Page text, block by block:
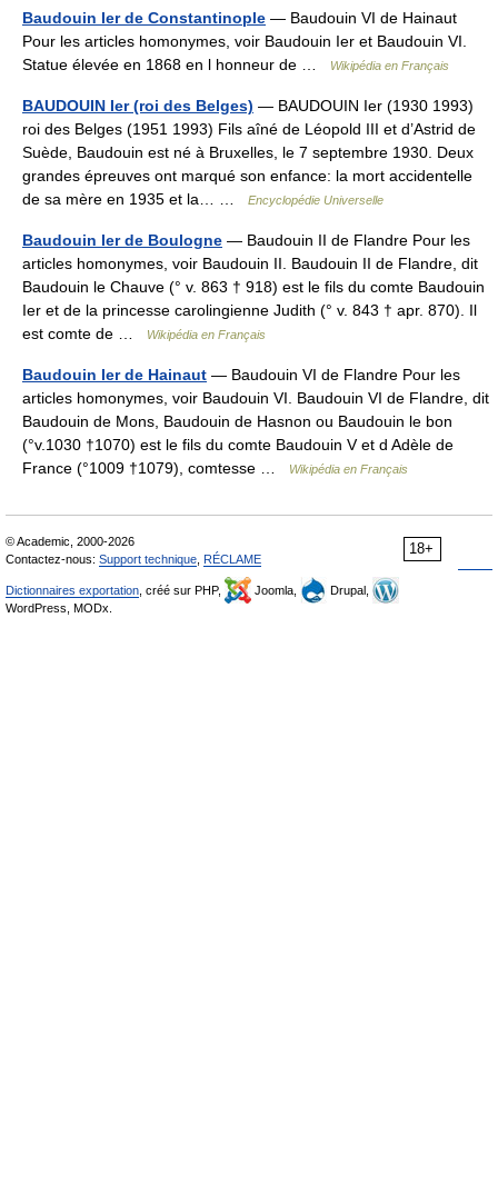
Baudouin Ier de Constantinople — Baudouin VI de Hainaut
Pour les articles homonymes, voir Baudouin Ier et Baudouin VI.
Statue élevée en 1868 en l honneur de …
Wikipédia en Français
BAUDOUIN Ier (roi des Belges) — BAUDOUIN Ier (1930 1993)
roi des Belges (1951 1993) Fils aîné de Léopold III et d’Astrid de
Suède, Baudouin est né à Bruxelles, le 7 septembre 1930. Deux
grandes épreuves ont marqué son enfance: la mort accidentelle
de sa mère en 1935 et la… …
Encyclopédie Universelle
Baudouin Ier de Boulogne — Baudouin II de Flandre Pour les
articles homonymes, voir Baudouin II. Baudouin II de Flandre, dit
Baudouin le Chauve (° v. 863 † 918) est le fils du comte Baudouin
Ier et de la princesse carolingienne Judith (° v. 843 † apr. 870). Il
est comte de …
Wikipédia en Français
Baudouin Ier de Hainaut — Baudouin VI de Flandre Pour les
articles homonymes, voir Baudouin VI. Baudouin VI de Flandre, dit
Baudouin de Mons, Baudouin de Hasnon ou Baudouin le bon
(°v.1030 †1070) est le fils du comte Baudouin V et d Adèle de
France (°1009 †1079), comtesse …
Wikipédia en Français
18+
© Academic, 2000-2026
Contactez-nous: Support technique RÉCLAME
Dictionnaires exportation , créé sur PHP, Joomla,
Drupal,
WordPress, MODx.